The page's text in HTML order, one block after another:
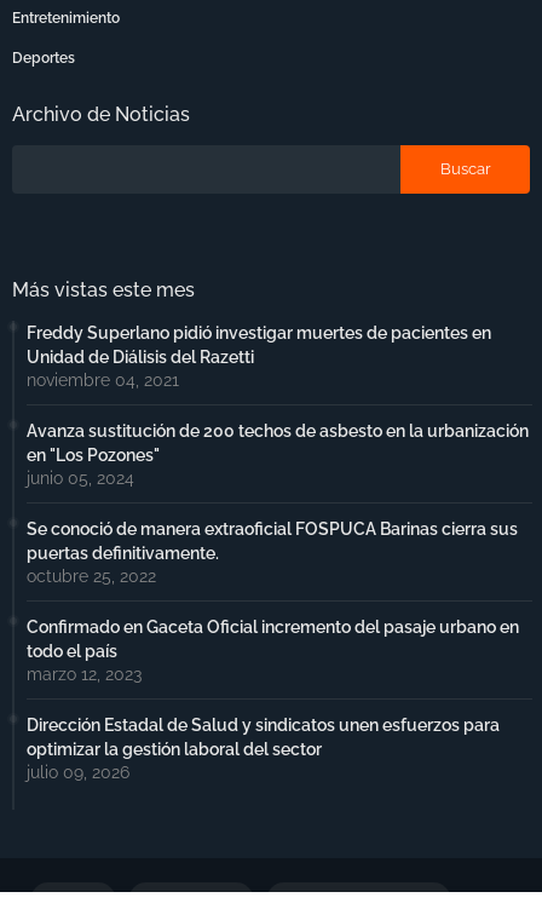
Entretenimiento
Deportes
Archivo de Noticias
Más vistas este mes
Freddy Superlano pidió investigar muertes de pacientes en
Unidad de Diálisis del Razetti
noviembre 04, 2021
Avanza sustitución de 200 techos de asbesto en la urbanización
en "Los Pozones"
junio 05, 2024
Se conoció de manera extraoficial FOSPUCA Barinas cierra sus
puertas definitivamente.
octubre 25, 2022
Confirmado en Gaceta Oficial incremento del pasaje urbano en
todo el país
marzo 12, 2023
Dirección Estadal de Salud y sindicatos unen esfuerzos para
optimizar la gestión laboral del sector
julio 09, 2026